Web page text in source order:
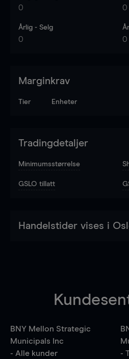
0 0
Årlig - Selg
0 0
Marginkrav
Tier Enheter
Tradingdetaljer
Minimumsstørrelse
GSLO tillatt
Handelstider vises i
BNY Mellon Strategic
Municipals Inc
- Alle kunder
-